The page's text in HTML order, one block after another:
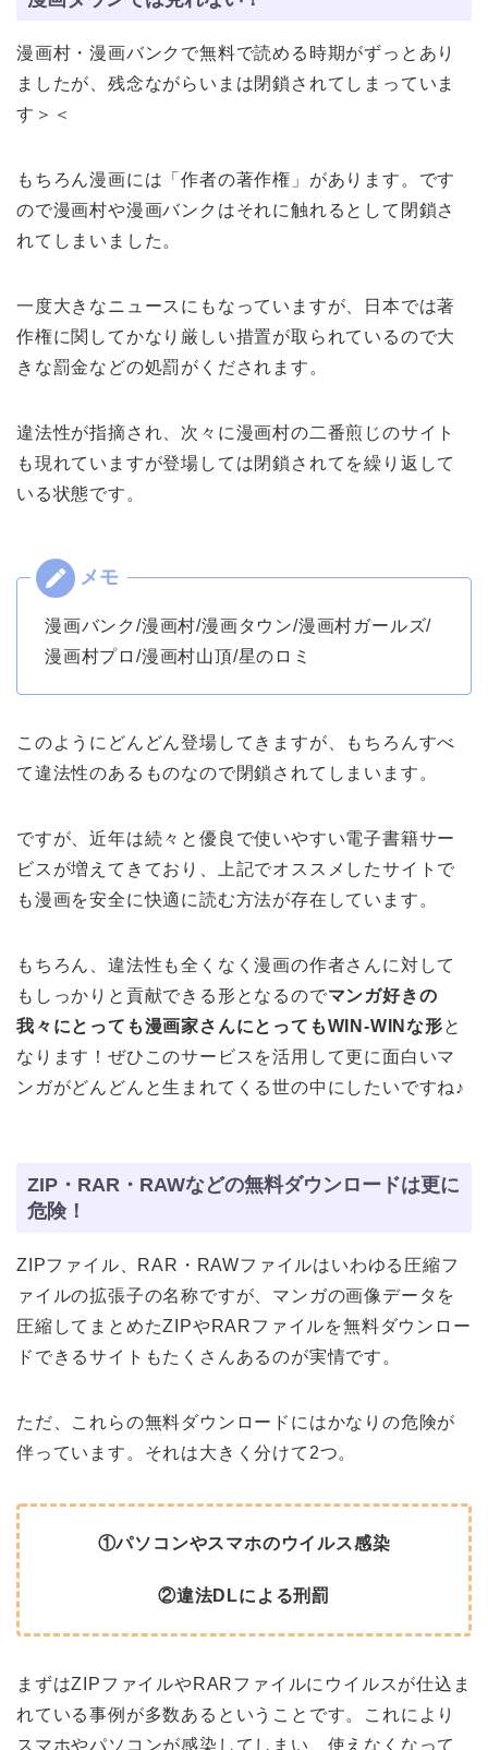
漫画村・漫画バンクで無料で読める時期がずっとあり
ましたが、残念ながらいまは閉鎖されてしまっていま
す＞＜
もちろん漫画には「作者の著作権」があります。です
ので漫画村や漫画バンクはそれに触れるとして閉鎖さ
れてしまいました。
一度大きなニュースにもなっていますが、日本では著
作権に関してかなり厳しい措置が取られているので大
きな罰金などの処罰がくだされます。
違法性が指摘され、次々に漫画村の二番煎じのサイト
も現れていますが登場しては閉鎖されてを繰り返して
いる状態です。
漫画バンク/漫画村/漫画タウン/漫画村ガールズ/
漫画村プロ/漫画村山頂/星のロミ
このようにどんどん登場してきますが、もちろんすべ
て違法性のあるものなので閉鎖されてしまいます。
ですが、近年は続々と優良で使いやすい電子書籍サー
ビスが増えてきており、上記でオススメしたサイトで
も漫画を安全に快適に読む方法が存在しています。
もちろん、違法性も全くなく漫画の作者さんに対して
もしっかりと貢献できる形となるのでマンガ好きの
我々にとっても漫画家さんにとってもWIN-WINな形と
なります！ぜひこのサービスを活用して更に面白いマ
ンガがどんどんと生まれてくる世の中にしたいですね♪
ZIP・RAR・RAWなどの無料ダウンロードは更に
危険！
ZIPファイル、RAR・RAWファイルはいわゆる圧縮フ
ァイルの拡張子の名称ですが、マンガの画像データを
圧縮してまとめたZIPやRARファイルを無料ダウンロー
ドできるサイトもたくさんあるのが実情です。
ただ、これらの無料ダウンロードにはかなりの危険が
伴っています。それは大きく分けて2つ。
①パソコンやスマホのウイルス感染
②違法DLによる刑罰
まずはZIPファイルやRARファイルにウイルスが仕込ま
れている事例が多数あるということです。これにより
スマホやパソコンが感染してしまい、使えなくなって